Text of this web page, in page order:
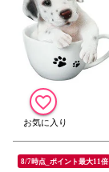
8/7時点_ポイント最大11倍